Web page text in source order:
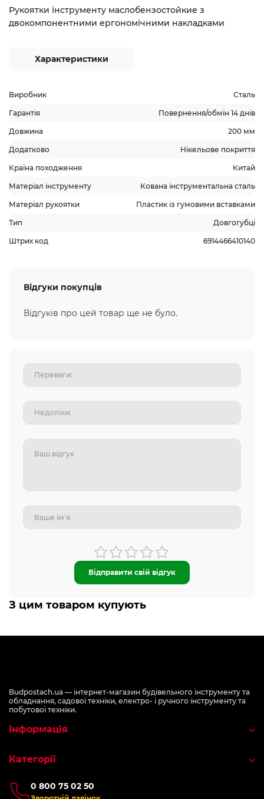
Рукоятки інструменту маслобензостойкие з
двокомпонентними ергономічними накладками
Характеристики
Виробник Сталь
Гарантія Повернення/обмін 14 днів
Довжина 200 мм
Додатково Нікельове покриття
Країна походження Китай
Матеріал інструменту Кована інструментальна сталь
Матеріал рукоятки Пластик із гумовими вставками
Тип Довгогубці
Штрих код 6914466410140
Відгуки покупців
Відгуків про цей товар ще не було.
Відправити свій відгук
З цим товаром купують
Budpostach.ua — інтернет-магазин будівельного інструменту та
обладнання, садової техніки, електро- і ручного інструменту та
побутової техніки.
0 800 75 02 50
Інформація
Категорії